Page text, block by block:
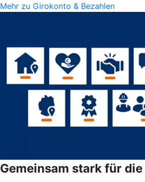
Mehr zu Girokonto & Bezahlen
Gemeinsam stark für